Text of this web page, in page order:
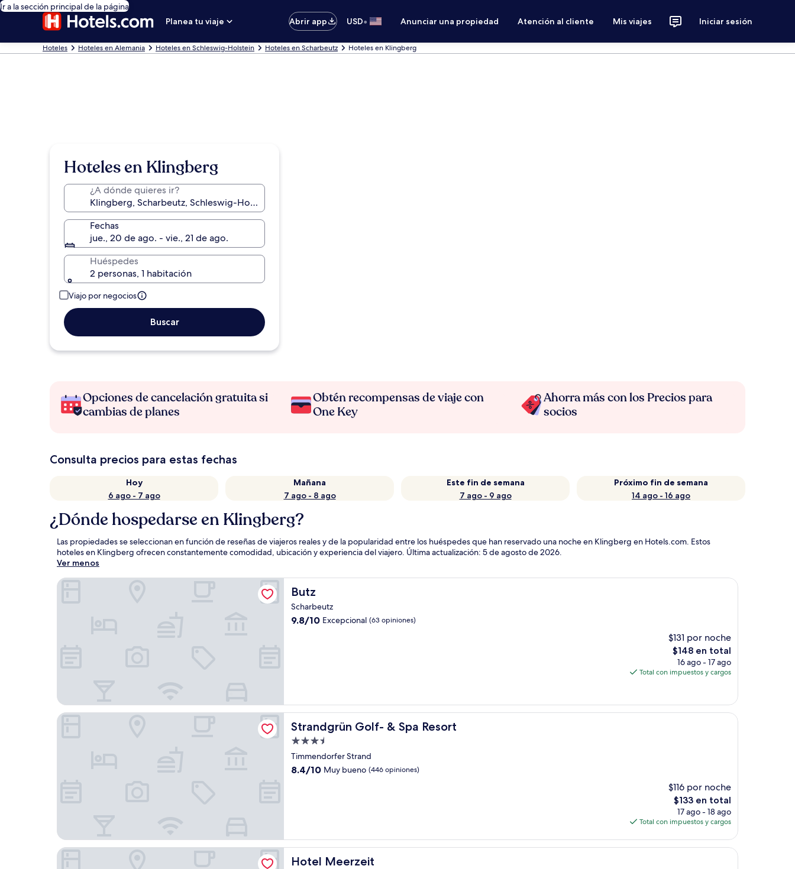
Ir a la sección principal de la página
Planea tu viaje
Abrir app USD• Anunciar una propiedad Atención al cliente Mis viajes Iniciar sesión
Hoteles Hoteles en Alemania Hoteles en Schleswig-Holstein Hoteles en Scharbeutz Hoteles en Klingberg
Hoteles en Klingberg
¿A dónde quieres ir?
Fechas
jue., 20 de ago. - vie., 21 de ago.
Huéspedes
2 personas, 1 habitación
Viajo por negocios
Buscar
Opciones de cancelación gratuita si
cambias de planes
Obtén recompensas de viaje con
One Key
Ahorra más con los Precios para
socios
Consulta precios para estas fechas
Hoy
6 ago - 7 ago
Mañana
7 ago - 8 ago
Este fin de semana
7 ago - 9 ago
Próximo fin de semana
14 ago - 16 ago
¿Dónde hospedarse en Klingberg?
Las propiedades se seleccionan en función de reseñas de viajeros reales y de la popularidad entre los huéspedes que han reservado una noche en Klingberg en Hotels.com. Estos
hoteles en Klingberg ofrecen constantemente comodidad, ubicación y experiencia del viajero. Última actualización: 5 de agosto de 2026.
Ver menos
Butz
Butz
Scharbeutz
9.8
9.8/10 Excepcional (63 opiniones)
$131 por noche
El
precio
actual
$148
$148 en total
16 ago - 17 ago
Total con impuestos y cargos
Butz
Strandgrün Golf- & Spa Resort
Strandgrün Golf- & Spa Resort
Propiedad
de
3.5
Timmendorfer Strand
8.4
8.4/10 Muy bueno (446 opiniones)
$116 por noche
El
precio
actual
de
$133 en total
17 ago - 18 ago
Total con impuestos y cargos
Strandgrün Golf- & Spa Resort
Hotel Meerzeit
Hotel Meerzeit
Hotel Meerzeit